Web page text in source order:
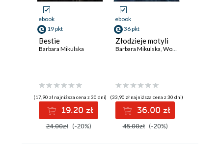
ebook
19 pkt
Bestie
Barbara Mikulska
(17,90 zł najniższa cena z 30 dni)
19.20 zł
24.00zł (-20%)
ebook
36 pkt
Złodzieje motyli
Barbara Mikulska Wojciech Gunia
(33,90 zł najniższa cena z 30 dni)
36.00 zł
45.00zł (-20%)